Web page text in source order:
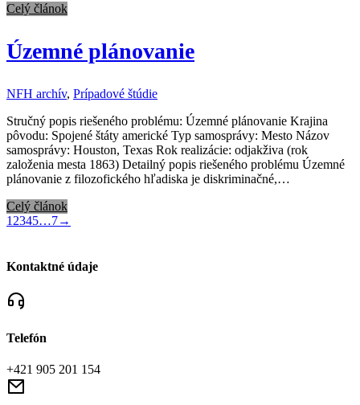
Celý článok
Územné plánovanie
NFH archív, Prípadové štúdie
Stručný popis riešeného problému: Územné plánovanie Krajina
pôvodu: Spojené štáty americké Typ samosprávy: Mesto Názov
samosprávy: Houston, Texas Rok realizácie: odjakživa (rok
založenia mesta 1863) Detailný popis riešeného problému Územné
plánovanie z filozofického hľadiska je diskriminačné,…
Celý článok
1 2345…7→
Kontaktné údaje
Telefón
+421 905 201 154